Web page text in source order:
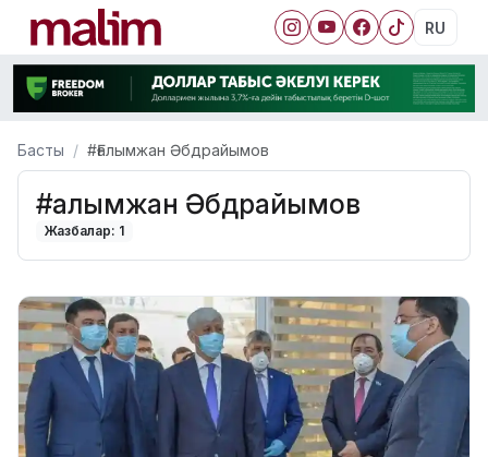
RU
Басты #Ғалымжан Әбдрайымов
#Ғалымжан Әбдрайымов
Жазбалар: 1